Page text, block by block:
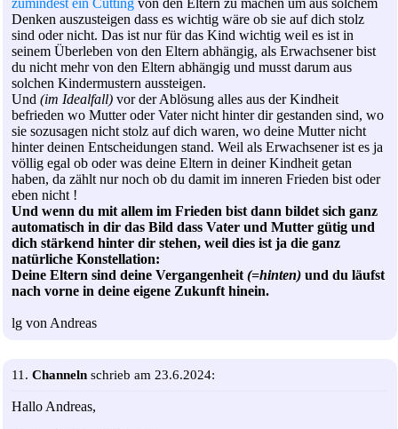
Denken auszusteigen dass es wichtig wäre ob sie auf dich stolz
sind oder nicht. Das ist nur für das Kind wichtig weil es ist in
seinem Überleben von den Eltern abhängig, als Erwachsener bist
du nicht mehr von den Eltern abhängig und musst darum aus
solchen Kindermustern aussteigen.
Und (im Idealfall) vor der Ablösung alles aus der Kindheit
befrieden wo Mutter oder Vater nicht hinter dir gestanden sind, wo
sie sozusagen nicht stolz auf dich waren, wo deine Mutter nicht
hinter deinen Entscheidungen stand. Weil als Erwachsener ist es ja
völlig egal ob oder was deine Eltern in deiner Kindheit getan
haben, da zählt nur noch ob du damit im inneren Frieden bist oder
eben nicht !
Und wenn du mit allem im Frieden bist dann bildet sich ganz
automatisch in dir das Bild dass Vater und Mutter gütig und
dich stärkend hinter dir stehen, weil dies ist ja die ganz
natürliche Konstellation:
Deine Eltern sind deine Vergangenheit (=hinten) und du läufst
nach vorne in deine eigene Zukunft hinein.
lg von Andreas
11. Channeln schrieb am 23.6.2024:
Hallo Andreas,